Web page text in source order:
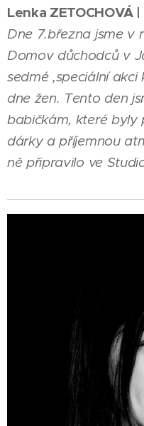
Lenka ZETOCHOVÁ
Dne 7.března jsme v
Domov důchodců v
sedmé ,speciální akci
dne žen. Tento den
babičkám, které byly
dárky a příjemnou
ně připravilo ve